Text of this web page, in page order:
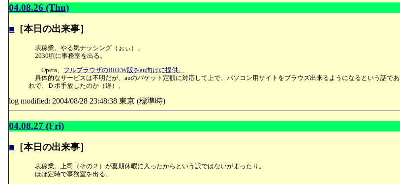
04.08.26 (Thu)
■ ［本日の出来事］
表稼業。やる気ナッシング（ぉぃ）。
2030頃に事務室を出る。
Opera、 フルブラウザのBREW版をau向けに提供。
具体的なサービスは不明だが、auのパケット定額に対応して上で、パソコン用サイトをブラウズ出来るようになるという話
れで、Ｄポ手放したのか（違）。
log modified: 2004/08/28 23:48:38 東京 (標準時)
04.08.27 (Fri)
■ ［本日の出来事］
表稼業。上司（その２）が夏期休暇に入ったからという訳ではないがまったり。
ほぼ定時で事務室を出る。